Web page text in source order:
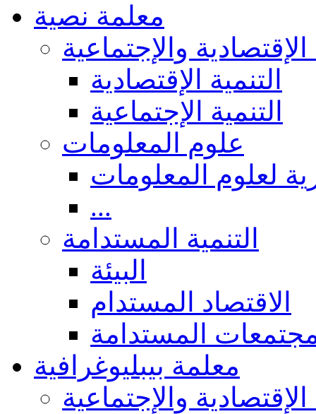
معلمة نصية
الإقتصادية والإجتماعية
التنمية الإقتصادية
التنمية الإجتماعية
علوم المعلومات
لعلوم المعلومات
...
التنمية المستدامة
البيئة
الاقتصاد المستدام
المستدامة
معلمة بيبليوغرافية
الإقتصادية والإجتماعية